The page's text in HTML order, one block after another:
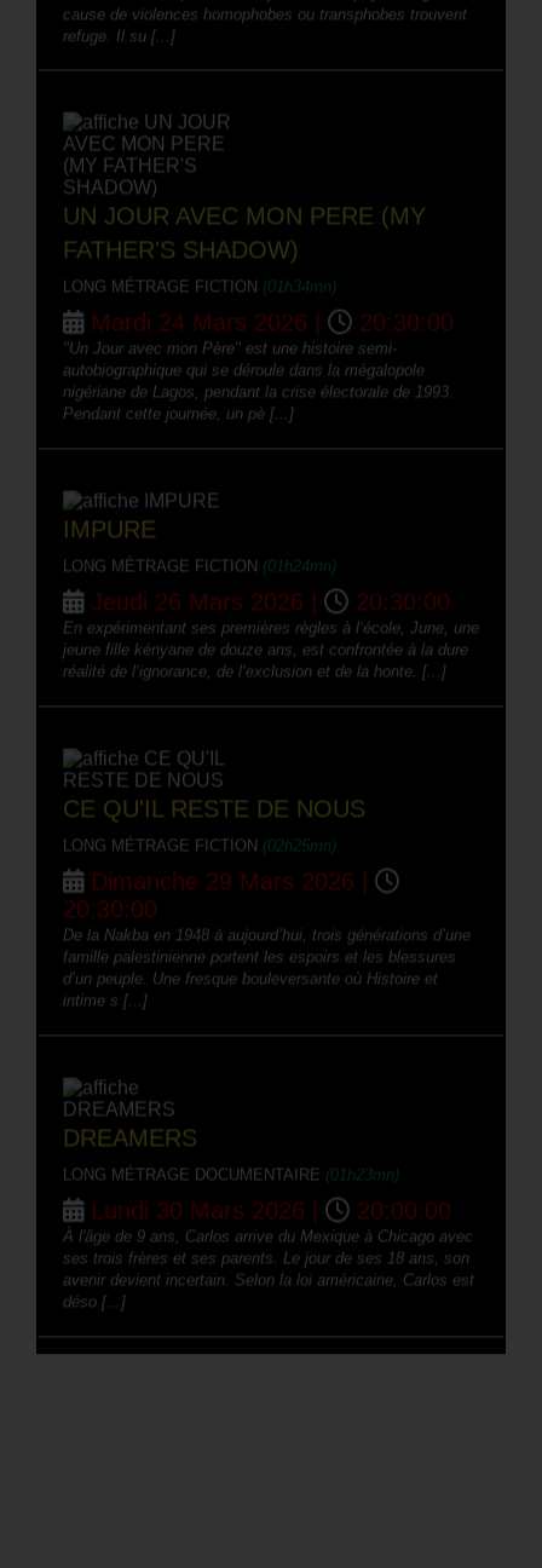
cause de violences homophobes ou transphobes trouvent
refuge. Il su [...]
UN JOUR AVEC MON PERE (MY
FATHER'S SHADOW)
LONG MÉTRAGE FICTION (01h34mn)
Mardi 24 Mars 2026 | 20:30:00
"Un Jour avec mon Père" est une histoire semi-
autobiographique qui se déroule dans la mégalopole
nigériane de Lagos, pendant la crise électorale de 1993.
Pendant cette journée, un pè [...]
IMPURE
LONG MÉTRAGE FICTION (01h24mn)
Jeudi 26 Mars 2026 | 20:30:00
En expérimentant ses premières règles à l‘école, June, une
jeune fille kényane de douze ans, est confrontée à la dure
réalité de l‘ignorance, de l‘exclusion et de la honte. [...]
CE QU'IL RESTE DE NOUS
LONG MÉTRAGE FICTION (02h25mn)
Dimanche 29 Mars 2026 |
20:30:00
De la Nakba en 1948 à aujourd’hui, trois générations d’une
famille palestinienne portent les espoirs et les blessures
d’un peuple. Une fresque bouleversante où Histoire et
intime s [...]
DREAMERS
LONG MÉTRAGE DOCUMENTAIRE (01h23mn)
Lundi 30 Mars 2026 | 20:00:00
À l'âge de 9 ans, Carlos arrive du Mexique à Chicago avec
ses trois frères et ses parents. Le jour de ses 18 ans, son
avenir devient incertain. Selon la loi américaine, Carlos est
déso [...]